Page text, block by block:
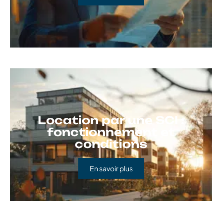
Location par une SCI :
fonctionnement et
conditions
En savoir plus